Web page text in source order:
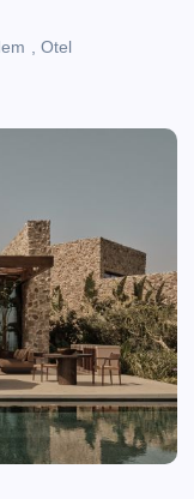
Otel